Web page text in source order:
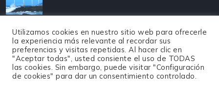
Utilizamos cookies en nuestro sitio web para ofrecerle
la experiencia más relevante al recordar sus
preferencias y visitas repetidas. Al hacer clic en
"Aceptar todas", usted consiente el uso de TODAS
las cookies. Sin embargo, puede visitar "Configuración
de cookies" para dar un consentimiento controlado.